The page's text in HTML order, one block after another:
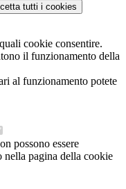
tutti i cookies
cookie consentire.
il funzionamento della
al funzionamento potete
possono essere
nella pagina della cookie